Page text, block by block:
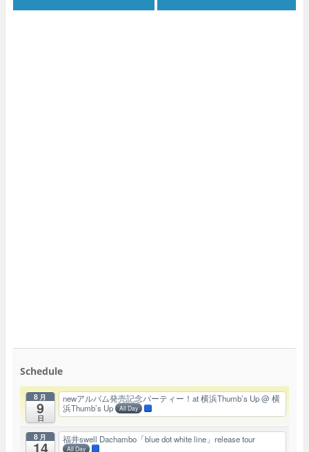
Schedule
8月
9
日
newアルバム発売記念パーティー！at 横浜Thumb’s Up@ 横
浜Thumb’s Up
All Day
8月
14 福井swell Dachambo「blue dot white line」release tour
All Day